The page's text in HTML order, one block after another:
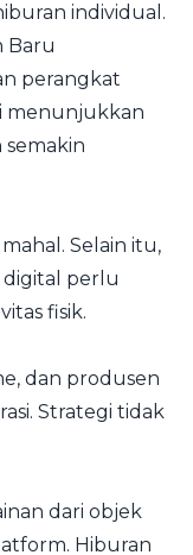
individual.
Baru
perangkat
menunjukkan
Selain itu,
perlu
fisik.
dan produsen
Strategi tidak
dari objek
Hiburan